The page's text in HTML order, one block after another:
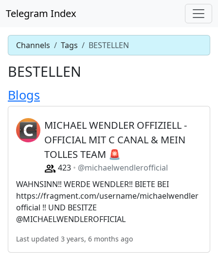
Telegram Index
Channels Tags BESTELLEN
BESTELLEN
Blogs
MICHAEL WENDLER OFFIZIELL -
OFFICIAL MIT C CANAL & MEIN
TOLLES TEAM 🚨
423
@michaelwendlerofficial
WAHNSINN‼️ WERDE WENDLER‼️ BIETE BEI
https://fragment.com/username/michaelwendler
official ‼️ UND BESITZE
@MICHAELWENDLEROFFICIAL
Last updated 3 years, 6 months ago